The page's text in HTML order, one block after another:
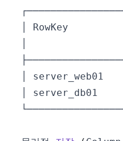
RowKey
│ server_web01
│ server_db01